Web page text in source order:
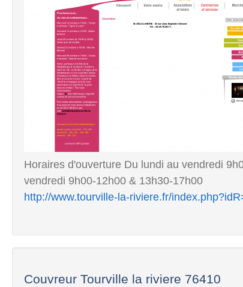
Horaires d'ouverture Du lundi au vendredi
vendredi 9h00-12h00 & 13h30-17h00
http://www.tourville-la-riviere.fr/
Couvreur Tourville la riviere 76410